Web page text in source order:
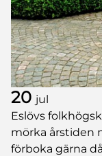
20 jul
Eslövs
mörka årstiden
förboka gärna